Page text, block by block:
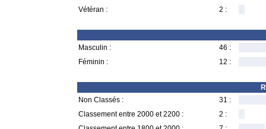
Vétéran :
2 :
Masculin :
46 :
Féminin :
12 :
Non Classés :
31 :
Classement entre 2000 et 2200 :
2 :